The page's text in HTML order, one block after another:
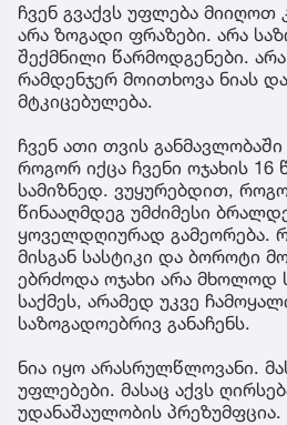
ჩვენ გვაქვს უფლება მიიღოთ
არა ზოგადი ფრაზები. არა
შექმნილი წარმოდგენები.
რამდენჯერ მოითხოვა ნიას
მტკიცებულება.
ჩვენ ათი თვის
როგორ იქცა ჩვენი ოჯახის 16
სამიზნედ. ვუყურებდით,
წინააღმდეგ უმძიმესი
ყოველდღიურად გამეორება.
მისგან სასტიკი და ბოროტი
ებრძოდა ოჯახი არა მხოლოდ
საქმეს, არამედ უკვე
საზოგადოებრივ განაჩენს.
ნია იყო არასრულწლოვანი.
უფლებები. მასაც აქვს
უდანაშაულობის პრეზუმფცია.